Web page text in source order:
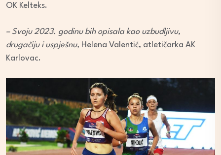
OK Kelteks.
– Svoju 2023. godinu bih opisala kao uzbudljivu,
drugačiju i uspješnu, Helena Valentić, atletičarka AK
Karlovac.